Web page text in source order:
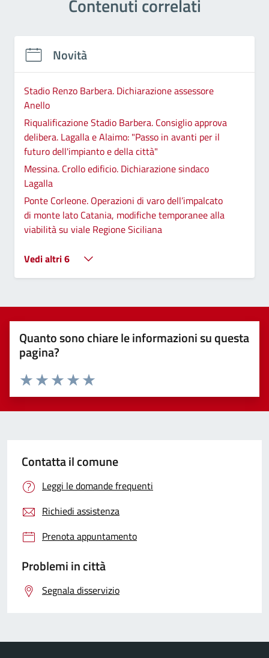
Contenuti correlati
Novità
Stadio Renzo Barbera. Dichiarazione assessore
Anello
Riqualificazione Stadio Barbera. Consiglio approva
delibera. Lagalla e Alaimo: "Passo in avanti per il
futuro dell'impianto e della città"
Messina. Crollo edificio. Dichiarazione sindaco
Lagalla
Ponte Corleone. Operazioni di varo dell’impalcato
di monte lato Catania, modifiche temporanee alla
viabilità su viale Regione Siciliana
Vedi altri 6
Quanto sono chiare le informazioni su questa
pagina?
Valuta 5 stelle su 5
Valuta 4 stelle su 5
Valuta 3 stelle su 5
Valuta 2 stelle su 5
Valuta 1 stelle su 5
Contatta il comune
Leggi le domande frequenti
Richiedi assistenza
Prenota appuntamento
Problemi in città
Segnala disservizio